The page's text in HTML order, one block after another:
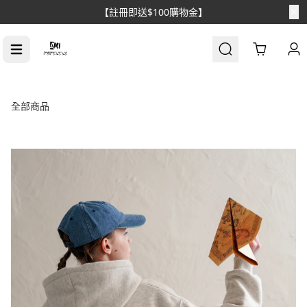
【註冊即送$100購物金】
Cart
全部商品